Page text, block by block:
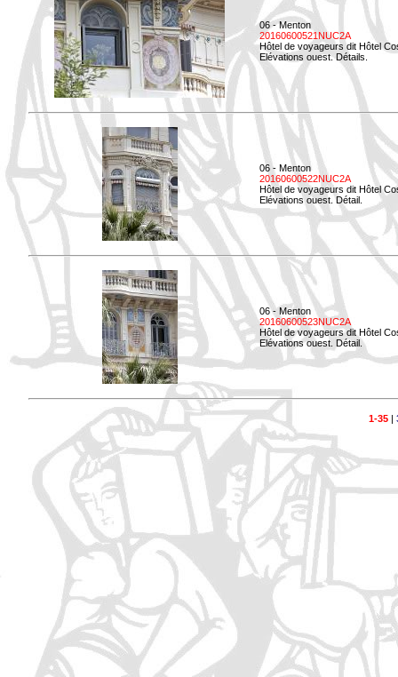
06 - Menton
20160600521NUC2A
Hôtel de voyageurs dit Hôtel
Elévations ouest. Détails.
06 - Menton
20160600522NUC2A
Hôtel de voyageurs dit Hôtel
Elévations ouest. Détail.
06 - Menton
20160600523NUC2A
Hôtel de voyageurs dit Hôtel
Elévations ouest. Détail.
1-35|